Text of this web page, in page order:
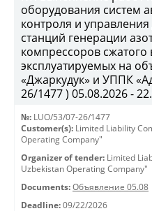
оборудования систем
контроля и
станций генерации
компрессоров сжатого
эксплуатируемых на
«Джаркудук» и УППК
26/1477 ) 05.08.2026 -
№: LUO/53/07-26/1477
Customer(s): Limited Liability
Operating Company"
Organizer of tender: Limited
Uzbekistan Operating Company"
Documents: Объявление 05.08
Deadline: 09/22/2026